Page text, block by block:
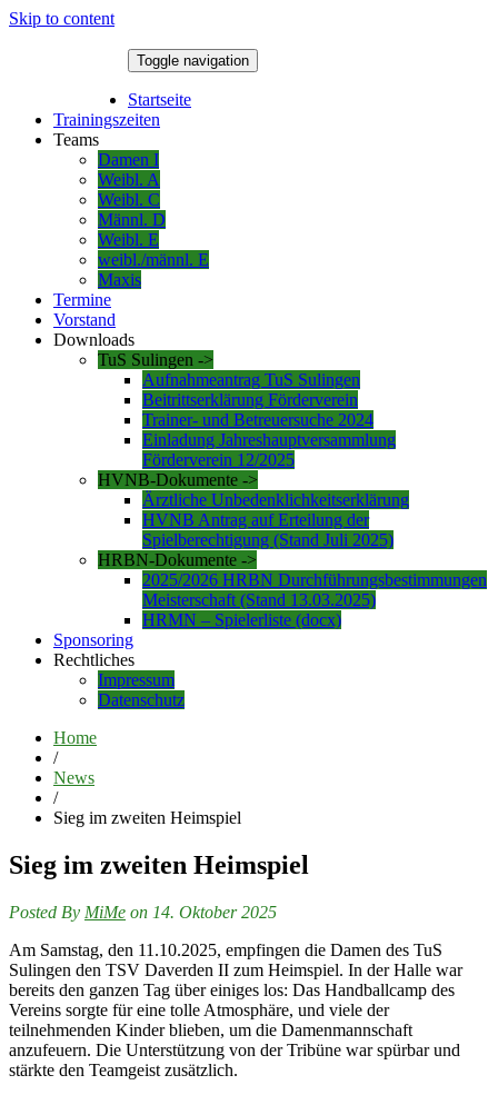
Skip to content
Toggle navigation
Startseite
Trainingszeiten
Teams
Damen I
Weibl. A
Weibl. C
Männl. D
Weibl. E
weibl./männl. E
Maxis
Termine
Vorstand
Downloads
TuS Sulingen ->
Aufnahmeantrag TuS Sulingen
Beitrittserklärung Förderverein
Trainer- und Betreuersuche 2024
Einladung Jahreshauptversammlung
Förderverein 12/2025
HVNB-Dokumente ->
Ärztliche Unbedenklichkeitserklärung
HVNB Antrag auf Erteilung der
Spielberechtigung (Stand Juli 2025)
HRBN-Dokumente ->
2025/2026 HRBN Durchführungsbestimmungen
Meisterschaft (Stand 13.03.2025)
HRMN – Spielerliste (docx)
Sponsoring
Rechtliches
Impressum
Datenschutz
Home
/
News
/
Sieg im zweiten Heimspiel
Sieg im zweiten Heimspiel
Posted By MiMe on 14. Oktober 2025
Am Samstag, den 11.10.2025, empfingen die Damen des TuS
Sulingen den TSV Daverden II zum Heimspiel. In der Halle war
bereits den ganzen Tag über einiges los: Das Handballcamp des
Vereins sorgte für eine tolle Atmosphäre, und viele der
teilnehmenden Kinder blieben, um die Damenmannschaft
anzufeuern. Die Unterstützung von der Tribüne war spürbar und
stärkte den Teamgeist zusätzlich.